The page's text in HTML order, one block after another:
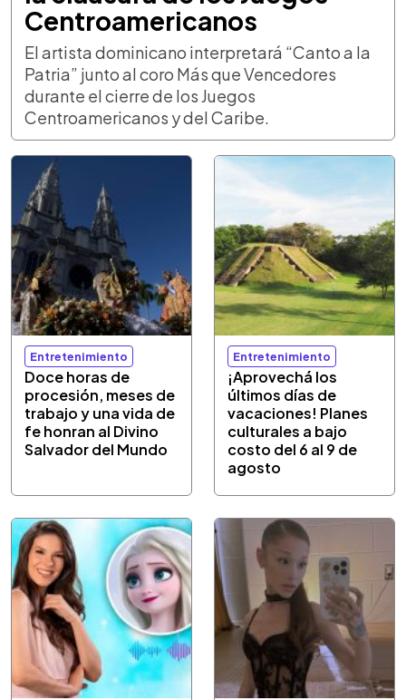
Centroamericanos
El artista dominicano interpretará “Canto a la
Patria” junto al coro Más que Vencedores
durante el cierre de los Juegos
Centroamericanos y del Caribe.
Entretenimiento
Doce horas de
procesión, meses de
trabajo y una vida de
fe honran al Divino
Salvador del Mundo
Entretenimiento
¡Aprovechá los
últimos días de
vacaciones! Planes
culturales a bajo
costo del 6 al 9 de
agosto